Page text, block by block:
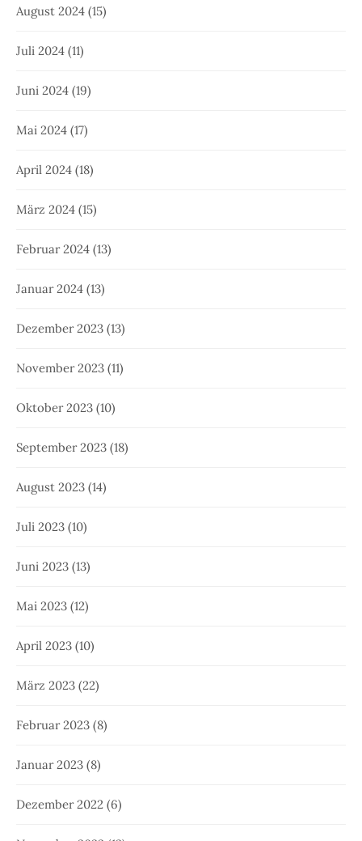
August 2024 (15)
Juli 2024 (11)
Juni 2024 (19)
Mai 2024 (17)
April 2024 (18)
März 2024 (15)
Februar 2024 (13)
Januar 2024 (13)
Dezember 2023 (13)
November 2023 (11)
Oktober 2023 (10)
September 2023 (18)
August 2023 (14)
Juli 2023 (10)
Juni 2023 (13)
Mai 2023 (12)
April 2023 (10)
März 2023 (22)
Februar 2023 (8)
Januar 2023 (8)
Dezember 2022 (6)